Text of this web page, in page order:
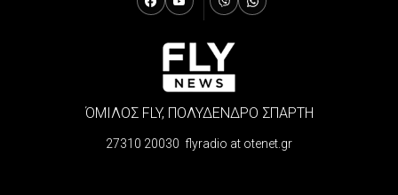
ΌΜΙΛΟΣ FLY, ΠΟΛΥΔΕΝΔΡΟ ΣΠΑΡΤΗ
27310 20030 flyradio at otenet.gr